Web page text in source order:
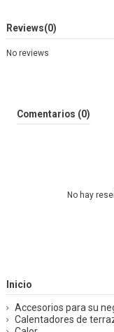
Reviews(0)
No reviews
Comentarios (0)
No hay
Inicio
Accesorios para su
Calentadores de